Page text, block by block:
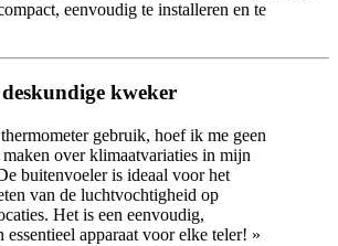
eenvoudig te installeren en te
kweker
gebruik, hoef ik me geen
maken over klimaatvariaties in mijn
buitenvoeler is ideaal voor het
van de luchtvochtigheid op
Het is een eenvoudig,
essentieel apparaat voor elke teler! »